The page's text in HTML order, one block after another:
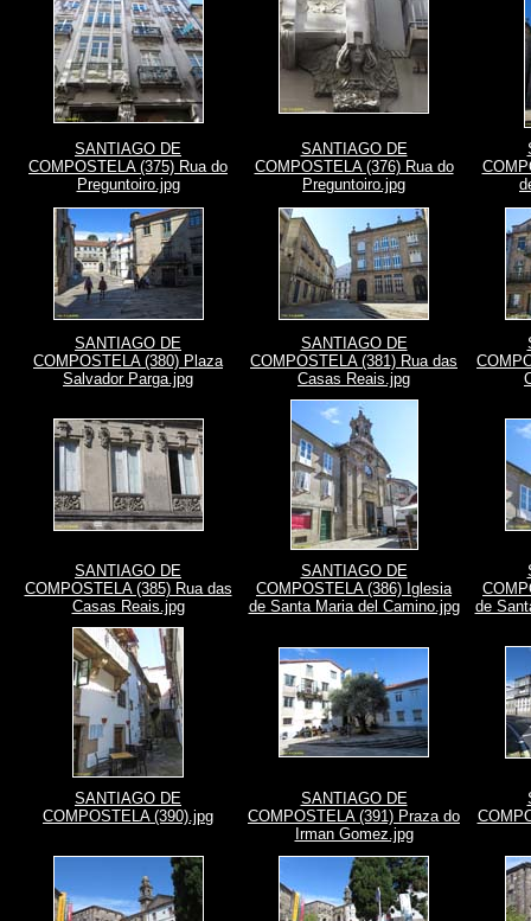
SANTIAGO DE
COMPOSTELA (375) Rua do
Preguntoiro.jpg
SANTIAGO DE
COMPOSTELA (376) Rua do
Preguntoiro.jpg
SANTIAGO DE
COMPOSTELA (380) Plaza
Salvador Parga.jpg
SANTIAGO DE
COMPOSTELA (381) Rua das
Casas Reais.jpg
SANTIAGO DE
COMPOSTELA (385) Rua das
Casas Reais.jpg
SANTIAGO DE
COMPOSTELA (386) Iglesia
de Santa Maria del Camino.jpg
de
SANTIAGO DE
COMPOSTELA (390).jpg
SANTIAGO DE
COMPOSTELA (391) Praza do
Irman Gomez.jpg